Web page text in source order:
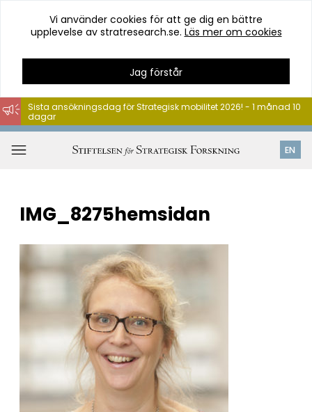
Hoppa
till
innehåll
Vi använder cookies för att ge dig en bättre
upplevelse av stratresearch.se. Läs mer om cookies
Jag förstår
EN
Sista ansökningsdag för Strategisk mobilitet 2026! - 1 månad 10
dagar
IMG_8275hemsidan